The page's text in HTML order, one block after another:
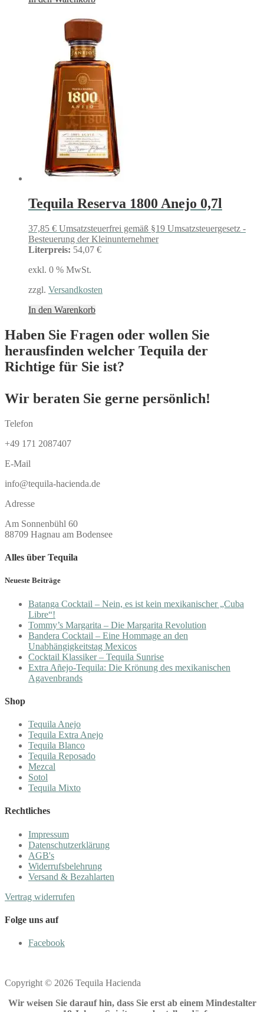
Tequila Reserva 1800 Anejo 0,7l
37,85 € Umsatzsteuerfrei gemäß §19 Umsatzsteuergesetz -
Besteuerung der Kleinunternehmer
Literpreis: 54,07 €
exkl. 0 % MwSt.
zzgl. Versandkosten
In den Warenkorb
Haben Sie Fragen oder wollen Sie
herausfinden welcher Tequila der
Richtige für Sie ist?
Wir beraten Sie gerne persönlich!
Telefon
+49 171 2087407
E-Mail
info@tequila-hacienda.de
Adresse
Am Sonnenbühl 60
88709 Hagnau am Bodensee
Alles über Tequila
Neueste Beiträge
Batanga Cocktail – Nein, es ist kein mexikanischer „Cuba
Libre“!
Tommy’s Margarita – Die Margarita Revolution
Bandera Cocktail – Eine Hommage an den
Unabhängigkeitstag Mexicos
Cocktail Klassiker – Tequila Sunrise
Extra Añejo-Tequila: Die Krönung des mexikanischen
Agavenbrands
Shop
Tequila Anejo
Tequila Extra Anejo
Tequila Blanco
Tequila Reposado
Mezcal
Sotol
Tequila Mixto
Rechtliches
Impressum
Datenschutzerklärung
AGB's
Widerrufsbelehrung
Versand & Bezahlarten
Vertrag widerrufen
Folge uns auf
Facebook
Copyright © 2026 Tequila Hacienda
Wir weisen Sie darauf hin, dass Sie erst ab einem Mindestalter